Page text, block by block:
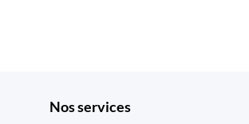
Nos services